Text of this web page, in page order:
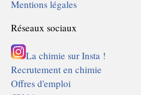
Mentions légales
Réseaux sociaux
La chimie sur Insta !
Recrutement en chimie
Offres d'emploi